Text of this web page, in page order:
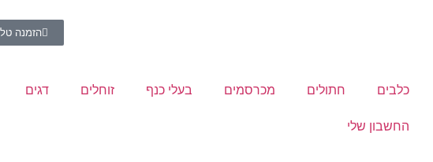
הזמנה טלפונית:
כלבים חתולים מכרסמים בעלי כנף זוחלים דגים
החשבון שלי